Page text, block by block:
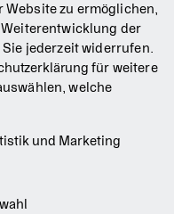
zu ermöglichen,
der
jederzeit widerrufen.
für weitere
welche
und Marketing